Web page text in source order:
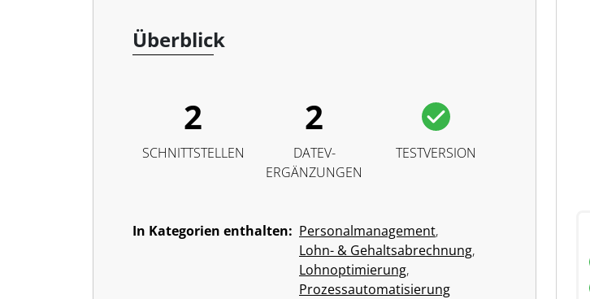
Überblick
2
SCHNITTSTELLEN
2
DATEV-
ERGÄNZUNGEN
TESTVERSION
In Kategorien enthalten: Personalmanagement,
Lohn- & Gehaltsabrechnung,
Lohnoptimierung,
Prozessautomatisierung